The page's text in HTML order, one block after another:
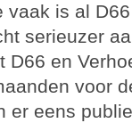
is al
serieuzer
D66 en
voor
er eens